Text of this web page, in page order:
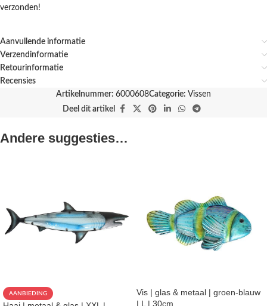
verzonden!
Aanvullende informatie
Verzendinformatie
Retourinformatie
Recensies
Artikelnummer: 6000608Categorie: Vissen
Deel dit artikel
Andere suggesties…
AANBIEDING
Vis | glas & metaal | groen-blauw
| L | 30cm